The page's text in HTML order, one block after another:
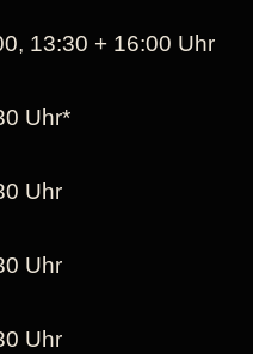
13:30 + 16:00 Uhr
Uhr*
Uhr
Uhr
Uhr